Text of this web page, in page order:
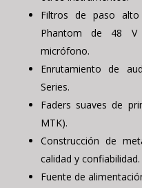
Filtros de paso
Phantom de 48
micrófono.
Enrutamiento de
Series.
Faders suaves de
MTK).
Construcción de
calidad y confiabilidad.
Fuente de